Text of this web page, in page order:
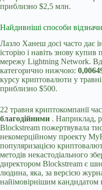
приблизно $2,5 млн.
Найдивніші способи
Лазло Ханеш досі часто дає
історію і навіть знову
мережу Lightning Network.
категорично нижчою:
курсу криптовалюти у
приблизно $500.
22 травня криптокомпанії
благодійними . Наприклад,
Blockstream пожертвувала
некомерційному проекту
популяризацією
методів некастодіального
директором Blockstream є
людина, яка, за версією
найімовірнішим кандидатом